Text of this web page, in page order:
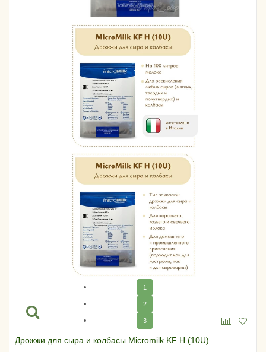
1
2
3
Дрожжи для сыра и колбасы Micromilk KF H (10U)